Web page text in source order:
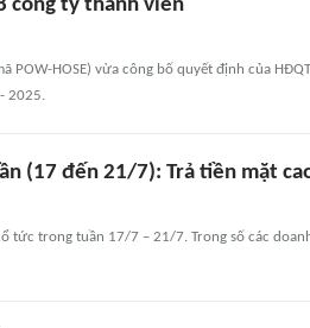
công ty thành viên
POW-HOSE) vừa công bố quyết định của
2025.
(17 đến 21/7): Trả tiền mặt
tức trong tuần 17/7 – 21/7. Trong số các